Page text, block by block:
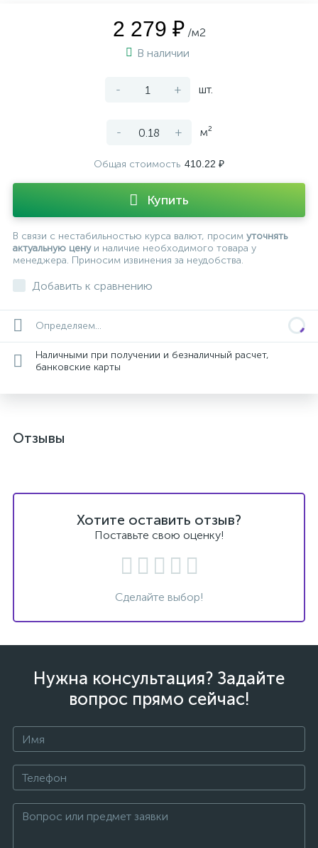
2 279 ₽ /м2
В наличии
- + шт.
- + м²
Общая стоимость 410.22 ₽
Купить
В связи с нестабильностью курса валют, просим уточнять
актуальную ценуи наличие необходимого товара у
менеджера. Приносим извинения за неудобства.
Добавить к сравнению
Определяем...
Наличными при получении и безналичный расчет,
банковские карты
Отзывы
Хотите оставить отзыв?
Поставьте свою оценку!
Сделайте выбор!
Нужна консультация? Задайте
вопрос прямо сейчас!